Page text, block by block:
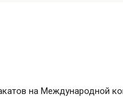
на Международной